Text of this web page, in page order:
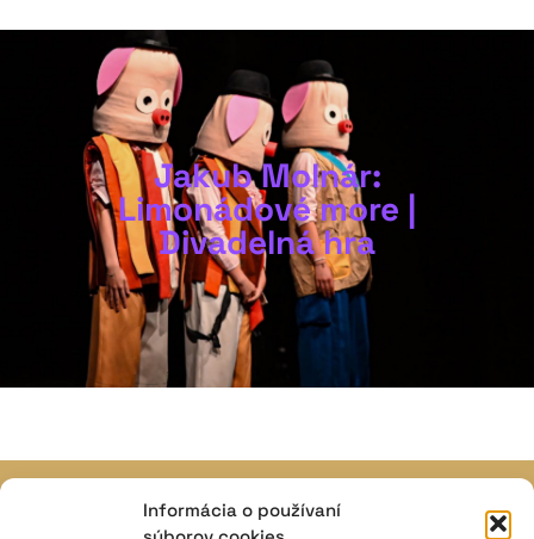
Informácia o používaní
Jakub Molnár:
Limonádové more |
Divadelná hra